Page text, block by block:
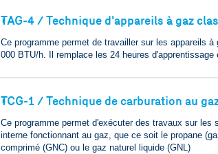
🢒
TAG-4 / Technique d'appareils à gaz
Ce programme permet de travailler sur les appareils
000 BTU/h. Il remplace les 24 heures d'apprentissage
🢒
TCG-1 / Technique de carburation au
Ce programme permet d'exécuter des travaux sur
interne fonctionnant au gaz, que ce soit le propane
comprimé (GNC) ou le gaz naturel liquide (GNL)